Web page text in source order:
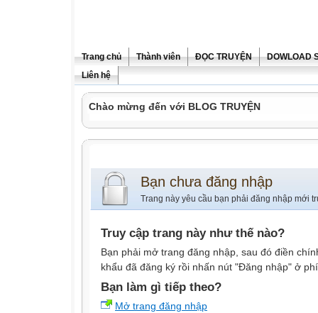
Trang chủ Thành viên ĐỌC TRUYỆN
DOWLOAD
Liên hệ
Chào mừng đến với BLOG TRUYỆN
Bạn chưa đăng nhập
Trang này yêu cầu bạn phải đăng nhập mới
Truy cập trang này như thế nào?
Bạn phải mở trang đăng nhập, sau đó điền
khẩu đã đăng ký rồi nhấn nút "Đăng nhập" ở
Bạn làm gì tiếp theo?
Mở trang đăng nhập